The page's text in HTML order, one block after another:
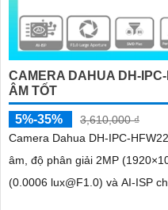
CAMERA DAHUA DH-
ÂM TỐT
5%-35%
3,610,000 ₫
Camera Dahua DH-IPC-
âm, độ phân giải 2MP
(0.0006 lux@F1.0) và AI-ISP